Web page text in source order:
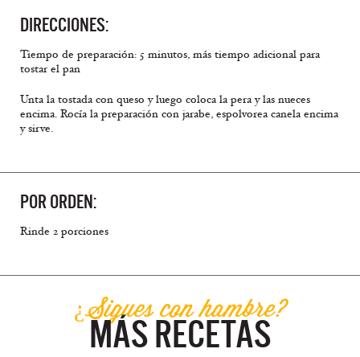
DIRECCIONES:
Tiempo de preparación: 5 minutos, más tiempo adicional para
tostar el pan
Unta la tostada con queso y luego coloca la pera y las nueces
encima. Rocía la preparación con jarabe, espolvorea canela encima
y sirve.
POR ORDEN:
Rinde 2 porciones
¿Sigues con hambre?
MÁS RECETAS